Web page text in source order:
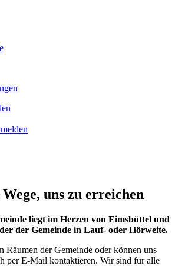
uns zu erreichen
liegt im Herzen von Eimsbüttel und
der Gemeinde in Lauf- oder Hörweite.
Räumen der Gemeinde oder können uns
per E-Mail kontaktieren. Wir sind für alle